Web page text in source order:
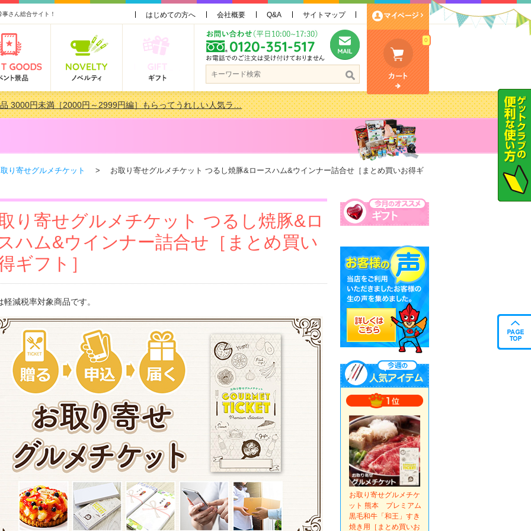
さん総合サイト！ はじめての方へ 会社概要 Q&A サイトマップ
0
3000円未満［2000円～2999円編］もらってうれしい人気ラ…
貰って嬉しい景品とは？ 更新しました！
り寄せグルメチケット > お取り寄せグルメチケット つるし焼豚&ロースハム&ウインナー詰合せ［まとめ買いお得ギ
り寄せグルメチケット つるし焼豚&ロ
ハム&ウインナー詰合せ［まとめ買い
ギフト］
減税率対象商品です。
お取り寄せグルメチケ
ット 熊本 プレミアム
黒毛和牛「和王」すき
焼き用［まとめ買いお